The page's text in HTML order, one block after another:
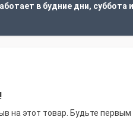
в будние дни, суббота
на этот товар. Будьте